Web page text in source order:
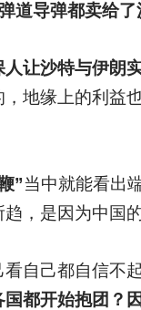
导弹都卖给了
让沙特与伊朗
地缘上的利益
”当中就能看出
，是因为中国
自己都自信不
都开始抱团？